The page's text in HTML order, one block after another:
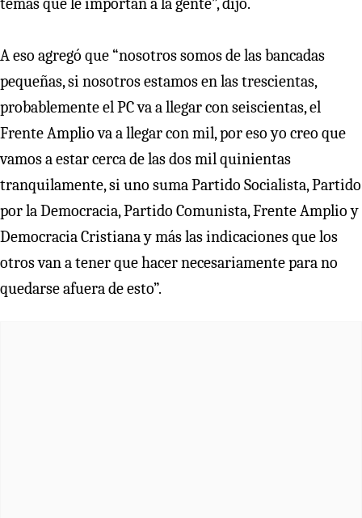
A eso agregó que “nosotros somos de las bancadas
pequeñas, si nosotros estamos en las trescientas,
probablemente el PC va a llegar con seiscientas, el
Frente Amplio va a llegar con mil, por eso yo creo que
vamos a estar cerca de las dos mil quinientas
tranquilamente, si uno suma Partido Socialista, Partido
por la Democracia, Partido Comunista, Frente Amplio y
Democracia Cristiana y más las indicaciones que los
otros van a tener que hacer necesariamente para no
quedarse afuera de esto”.